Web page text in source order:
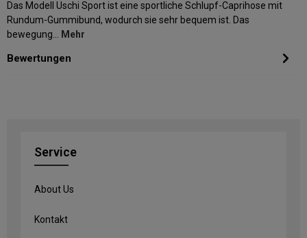
Das Modell Uschi Sport ist eine sportliche Schlupf-Caprihose mit
Rundum-Gummibund, wodurch sie sehr bequem ist. Das
bewegung…
Mehr
Bewertungen
Service
About Us
Kontakt